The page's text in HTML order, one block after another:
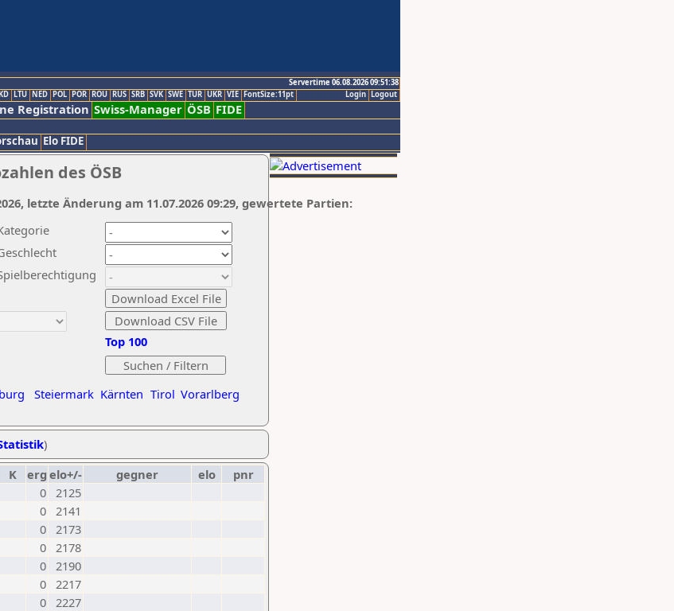
Servertime 06.08.2026 09:51:38
Logout
Login
LTU NED POL POR ROU RUS SRB SVK SWE TUR UKR VIE FontSize:11pt
Registration Swiss-Manager ÖSB FIDE
Elo FIDE
des ÖSB
Steiermark Kärnten Tirol Vorarlberg
Top 100
letzte Änderung am 11.07.2026 09:29, gewertete Partien:
)
K erg elo+/- gegner elo
pnr
0 2125
0 2141
0 2173
0 2178
0 2190
0 2217
0 2227